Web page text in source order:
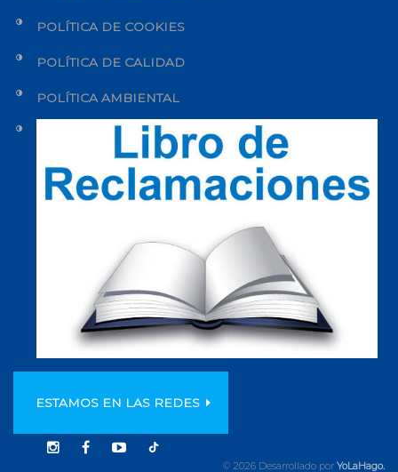
POLÍTICA DE COOKIES
POLÍTICA DE CALIDAD
POLÍTICA AMBIENTAL
ESTAMOS EN LAS REDES
© 2026 Desarrollado por YoLaHago.